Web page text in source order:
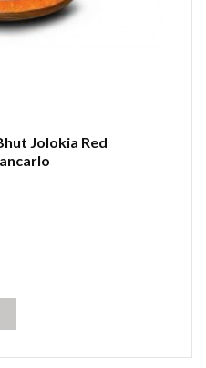
Jolokia Red